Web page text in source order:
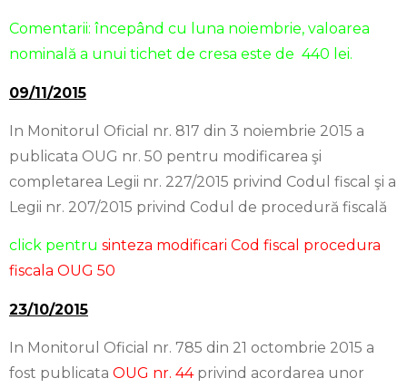
Comentarii: începând cu luna noiembrie, valoarea
nominală a unui tichet de cresa este de 440 lei.
09/11/2015
In Monitorul Oficial nr. 817 din 3 noiembrie 2015 a
publicata OUG nr. 50 pentru modificarea şi
completarea Legii nr. 227/2015 privind Codul fiscal şi a
Legii nr. 207/2015 privind Codul de procedură fiscală
click pentru sinteza modificari Cod fiscal procedura
fiscala OUG 50
23/10/2015
In Monitorul Oficial nr. 785 din 21 octombrie 2015 a
fost publicata OUG nr. 44privind acordarea unor